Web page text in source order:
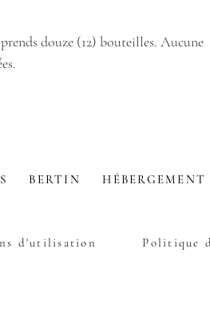
douze (12) bouteilles. Aucune
BERTIN HÉBERGEMENT
d'utilisation Politique